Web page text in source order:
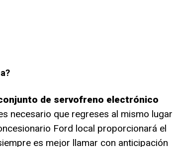
de servofreno electrónico
necesario que regreses al mismo lugar
Ford local proporcionará el
es mejor llamar con anticipación